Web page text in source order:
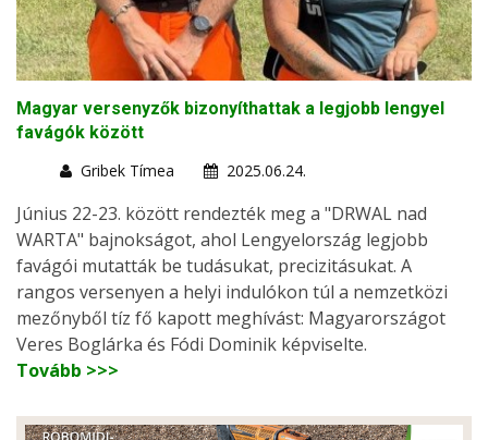
Magyar versenyzők bizonyíthattak a legjobb lengyel
favágók között
Gribek Tímea
2025.06.24.
Június 22-23. között rendezték meg a "DRWAL nad
WARTA" bajnokságot, ahol Lengyelország legjobb
favágói mutatták be tudásukat, precizitásukat. A
rangos versenyen a helyi indulókon túl a nemzetközi
mezőnyből tíz fő kapott meghívást: Magyarországot
Veres Boglárka és Fódi Dominik képviselte.
Tovább >>>